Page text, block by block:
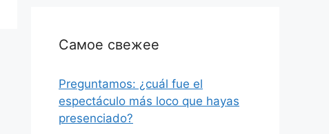
Самое свежее
Preguntamos: ¿cuál fue el
espectáculo más loco que hayas
presenciado?